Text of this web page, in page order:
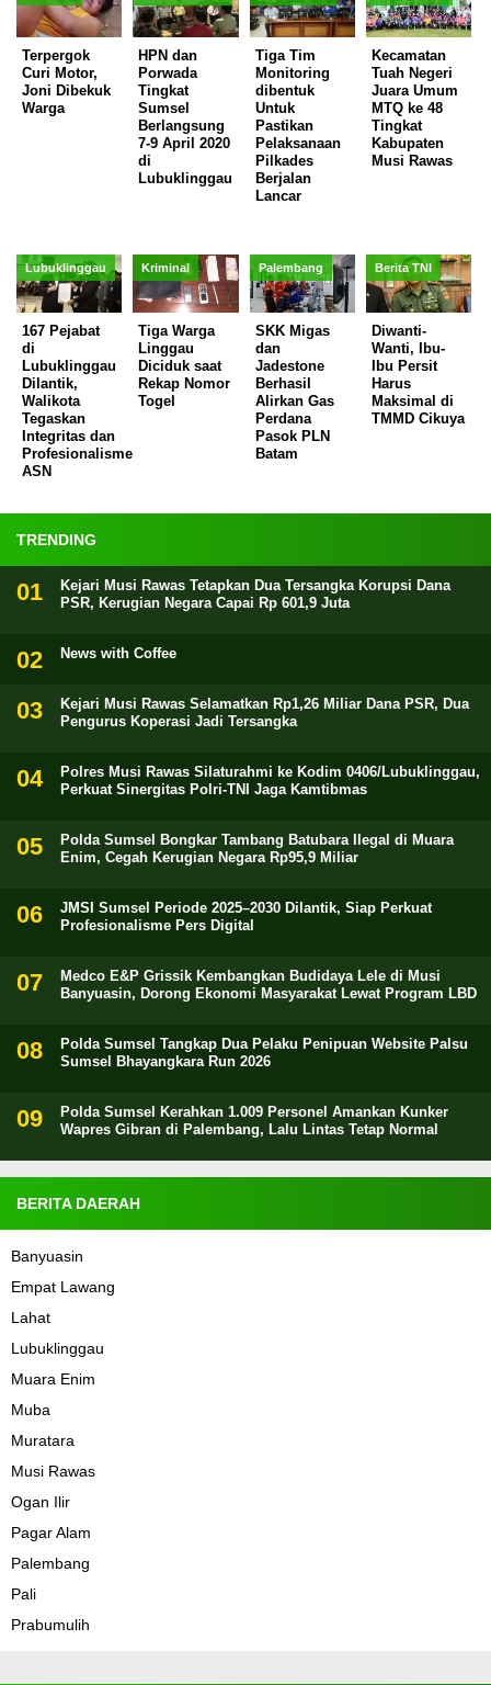
Terpergok
Curi Motor,
Joni Dibekuk
Warga
HPN dan
Porwada
Tingkat
Sumsel
Berlangsung
7-9 April 2020
di
Lubuklinggau
Tiga Tim
Monitoring
dibentuk
Untuk
Pastikan
Pelaksanaan
Pilkades
Berjalan
Lancar
Kecamatan
Tuah Negeri
Juara Umum
MTQ ke 48
Tingkat
Kabupaten
Musi Rawas
Lubuklinggau
167 Pejabat
di
Lubuklinggau
Dilantik,
Walikota
Tegaskan
Integritas dan
Profesionalisme
ASN
Kriminal
Tiga Warga
Linggau
Diciduk saat
Rekap Nomor
Togel
Palembang
SKK Migas
dan
Jadestone
Berhasil
Alirkan Gas
Perdana
Pasok PLN
Batam
Berita TNI
Diwanti-
Wanti, Ibu-
Ibu Persit
Harus
Maksimal di
TMMD Cikuya
TRENDING
Kejari Musi Rawas Tetapkan Dua Tersangka Korupsi Dana
PSR, Kerugian Negara Capai Rp 601,9 Juta
News with Coffee
Kejari Musi Rawas Selamatkan Rp1,26 Miliar Dana PSR, Dua
Pengurus Koperasi Jadi Tersangka
Polres Musi Rawas Silaturahmi ke Kodim 0406/Lubuklinggau,
Perkuat Sinergitas Polri-TNI Jaga Kamtibmas
Polda Sumsel Bongkar Tambang Batubara Ilegal di Muara
Enim, Cegah Kerugian Negara Rp95,9 Miliar
JMSI Sumsel Periode 2025–2030 Dilantik, Siap Perkuat
Profesionalisme Pers Digital
Medco E&P Grissik Kembangkan Budidaya Lele di Musi
Banyuasin, Dorong Ekonomi Masyarakat Lewat Program LBD
Polda Sumsel Tangkap Dua Pelaku Penipuan Website Palsu
Sumsel Bhayangkara Run 2026
Polda Sumsel Kerahkan 1.009 Personel Amankan Kunker
Wapres Gibran di Palembang, Lalu Lintas Tetap Normal
BERITA DAERAH
Banyuasin
Empat Lawang
Lahat
Lubuklinggau
Muara Enim
Muba
Muratara
Musi Rawas
Ogan Ilir
Pagar Alam
Palembang
Pali
Prabumulih